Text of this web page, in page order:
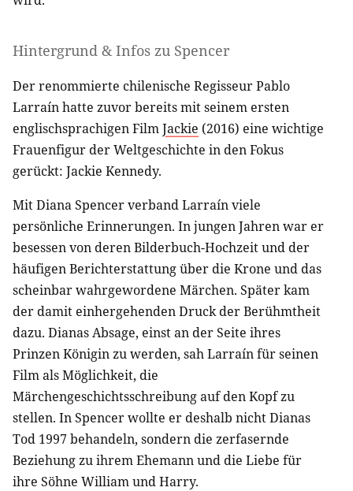
Hintergrund & Infos zu Spencer
Der renommierte chilenische Regisseur Pablo
Larraín hatte zuvor bereits mit seinem ersten
englischsprachigen FilmJackie (2016) eine wichtige
Frauenfigur der Weltgeschichte in den Fokus
gerückt: Jackie Kennedy.
Mit Diana Spencer verband Larraín viele
persönliche Erinnerungen. In jungen Jahren war er
besessen von deren Bilderbuch-Hochzeit und der
häufigen Berichterstattung über die Krone und das
scheinbar wahrgewordene Märchen. Später kam
der damit einhergehenden Druck der Berühmtheit
dazu. Dianas Absage, einst an der Seite ihres
Prinzen Königin zu werden, sah Larraín für seinen
Film als Möglichkeit, die
Märchengeschichtsschreibung auf den Kopf zu
stellen. In Spencer wollte er deshalb nicht Dianas
Tod 1997 behandeln, sondern die zerfasernde
Beziehung zu ihrem Ehemann und die Liebe für
ihre Söhne William und Harry.